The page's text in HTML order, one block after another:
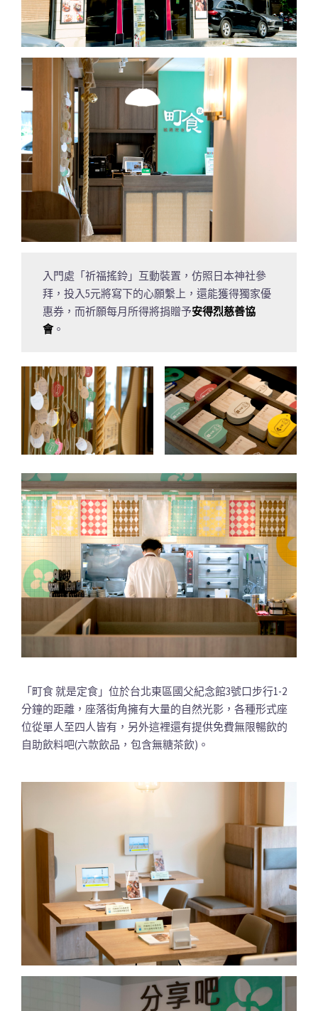
入門處「祈福搖鈴」互動裝置，仿照日本神社參
拜，投入5元將寫下的心願繫上，還能獲得獨家優
惠券，而祈願每月所得將捐贈予安得烈慈善協
會。
「町食 就是定食」位於台北東區國父紀念館3號口步行1-2
分鐘的距離，座落街角擁有大量的自然光影，各種形式座
位從單人至四人皆有，另外這裡還有提供免費無限暢飲的
自助飲料吧(六款飲品，包含無糖茶飲)。